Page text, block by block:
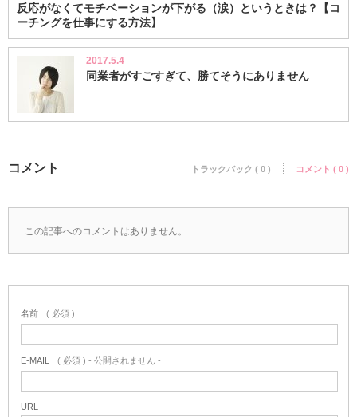
反応がなくてモチベーションが下がる（涙）というときは？【コ
ーチングを仕事にする方法】
2017.5.4
同業者がすごすぎて、勝てそうにありません
コメント トラックバック ( 0 ) コメント ( 0 )
この記事へのコメントはありません。
名前 ( 必須 )
E-MAIL ( 必須 ) - 公開されません -
URL